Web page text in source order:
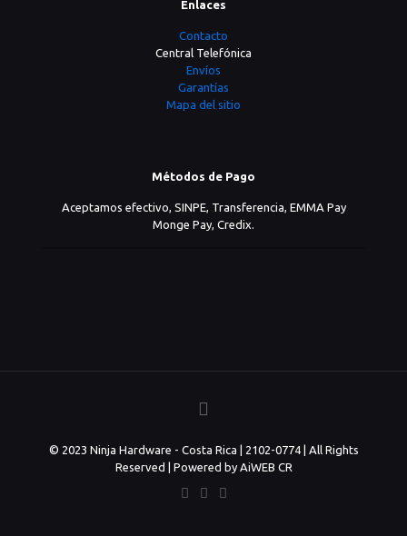
Enlaces
Contacto
Central Telefónica
Envíos
Garantías
Mapa del sitio
Métodos de Pago
Aceptamos efectivo, SINPE, Transferencia, EMMA Pay
Monge Pay, Credix.
© 2023 Ninja Hardware - Costa Rica | 2102-0774 | All Rights
Reserved | Powered by AiWEB CR